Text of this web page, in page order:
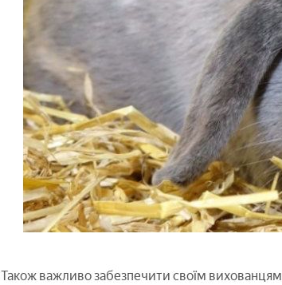
Також важливо забезпечити своїм вихованцям